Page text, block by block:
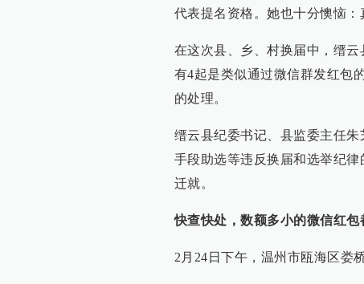
代表提名资格。她也十分懊恼：
在这次县、乡、村换届中，缙
有4起是类似通过微信群发红包
的处理。
缙云县纪委书记、县监委主任
手段助选等违反换届和选举纪
迁就。
快查快处，数额多小的微信红包
2月24日下午，温州市瓯海区娄